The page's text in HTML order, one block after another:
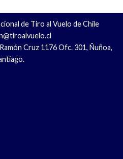
de Tiro al Vuelo de Chile
Cruz 1176 Ofc. 301, Ñuñoa,